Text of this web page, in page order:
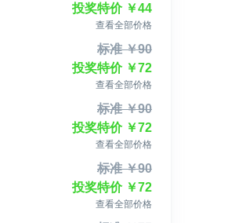
投奖特价￥44
查看全部价格
标准￥90
投奖特价￥72
查看全部价格
标准￥90
投奖特价￥72
查看全部价格
标准￥90
投奖特价￥72
查看全部价格